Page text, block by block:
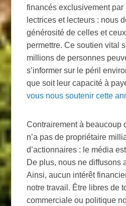
financés exclusivement
lectrices et lecteurs : nous
générosité de celles et
permettre. Ce soutien vital
millions de personnes
s’informer sur le péril
que soit leur capacité à
vous nous soutenir cette
Contrairement à beaucoup
n’a pas de propriétaire
d’actionnaires : le média
De plus, nous ne diffusons
Ainsi, aucun intérêt
notre travail. Être libres de
commerciale ou politique